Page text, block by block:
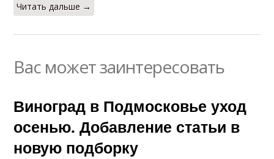
Читать дальше →
Вас может заинтересовать
Виноград в Подмосковье уход
осенью. Добавление статьи в
новую подборку